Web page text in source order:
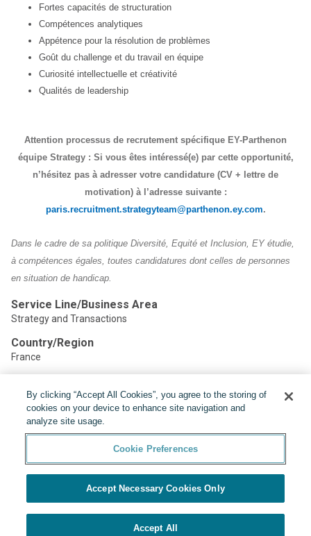
APPLY
Fortes capacités de structuration
Compétences analytiques
Appétence pour la résolution de problèmes
Goût du challenge et du travail en équipe
Curiosité intellectuelle et créativité
Qualités de leadership
Attention processus de recrutement spécifique EY-Parthenon
équipe Strategy : Si vous êtes intéressé(e) par cette opportunité,
n’hésitez pas à adresser votre candidature (CV + lettre de
motivation) à l’adresse suivante :
paris.recruitment.strategyteam@parthenon.ey.com.
Dans le cadre de sa politique Diversité, Equité et Inclusion, EY étudie,
à compétences égales, toutes candidatures dont celles de personnes
en situation de handicap.
Service Line/Business Area
Strategy and Transactions
Country/Region
France
Share:
By clicking “Accept All Cookies”, you agree to the storing of
cookies on your device to enhance site navigation and
analyze site usage.
Cookie Preferences
Accept Necessary Cookies Only
Accept All